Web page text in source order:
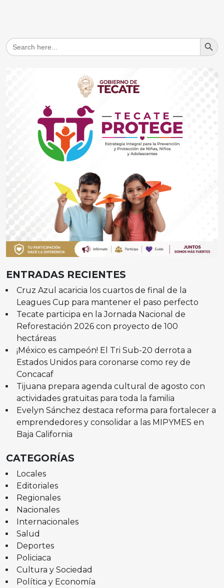
Search
for:
Search
ENTRADAS RECIENTES
Cruz Azul acaricia los cuartos de final de la
Leagues Cup para mantener el paso perfecto
Tecate participa en la Jornada Nacional de
Reforestación 2026 con proyecto de 100
hectáreas
¡México es campeón! El Tri Sub-20 derrota a
Estados Unidos para coronarse como rey de
Concacaf
Tijuana prepara agenda cultural de agosto con
actividades gratuitas para toda la familia
Evelyn Sánchez destaca reforma para fortalecer a
emprendedores y consolidar a las MIPYMES en
Baja California
CATEGORÍAS
Locales
Editoriales
Regionales
Nacionales
Internacionales
Salud
Deportes
Policiaca
Cultura y Sociedad
Política y Economía